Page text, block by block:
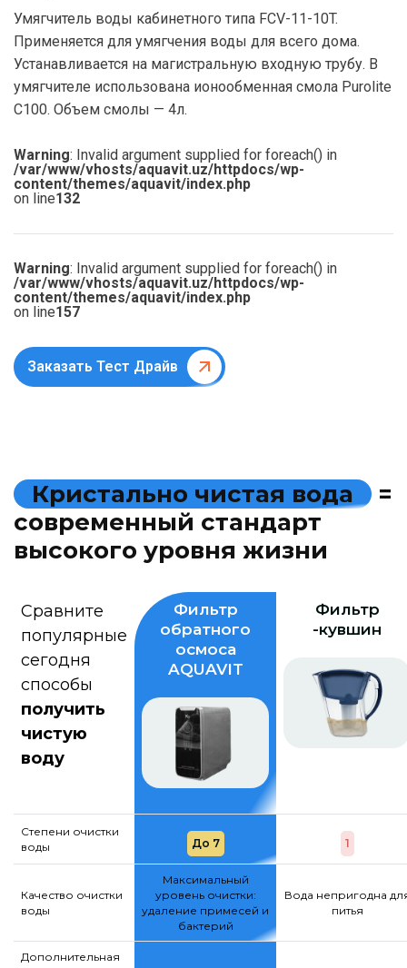
Умягчитель воды кабинетного типа FCV-11-10T.
Применяется для умягчения воды для всего дома.
Устанавливается на магистральную входную трубу. В
умягчителе использована ионообменная смола Purolite
C100. Объем смолы — 4л.
Warning: Invalid argument supplied for foreach() in
/var/www/vhosts/aquavit.uz/httpdocs/wp-
content/themes/aquavit/index.php
on line132
Warning: Invalid argument supplied for foreach() in
/var/www/vhosts/aquavit.uz/httpdocs/wp-
content/themes/aquavit/index.php
on line157
Заказать Тест Драйв
Кристально чистая вода
=
современный стандарт
высокого уровня жизни
Сравните
популярные
сегодня
способы
получить
чистую
воду
Фильтр
обратного
осмоса
AQUAVIT
Фильтр
-кувшин
Степени очистки
воды
До 7 1
Качество очистки
воды
Максимальный
уровень очистки:
удаление примесей и
бактерий
Вода непригодна
питья
Дополнительная